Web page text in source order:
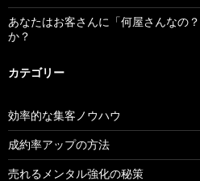
あなたはお客さんに「何屋さんなの
か？
カテゴリー
効率的な集客ノウハウ
成約率アップの方法
売れるメンタル強化の秘策